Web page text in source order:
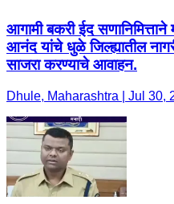
आगामी बकरी ईद
आनंद यांचे धुळे जिल्ह्यातील
साजरा करण्याचे आवाहन.
Dhule, Maharashtra | Jul 30,